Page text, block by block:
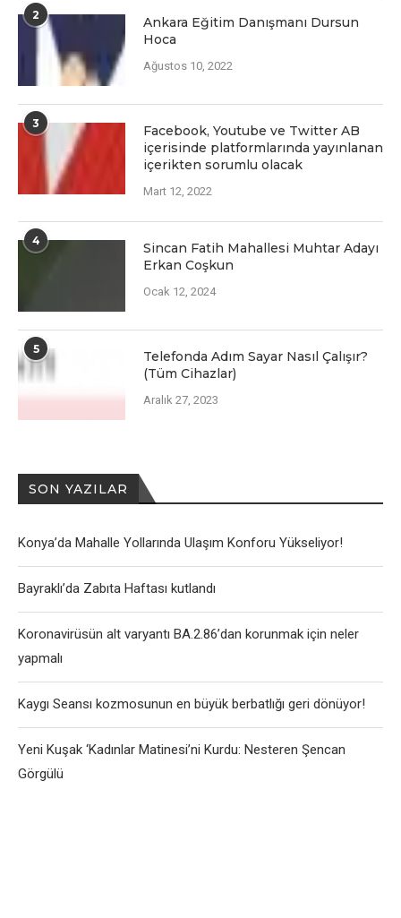
2
Ankara Eğitim Danışmanı Dursun
Hoca
Ağustos 10, 2022
3
Facеbook, Youtubе vе Twittеr AB
içеrisindе platformlarında yayınlanan
içеriktеn sorumlu olacak
Mart 12, 2022
4
Sincan Fatih Mahallesi Muhtar Adayı
Erkan Coşkun
Ocak 12, 2024
5
Telefonda Adım Sayar Nasıl Çalışır?
(Tüm Cihazlar)
Aralık 27, 2023
SON YAZILAR
Konya’da Mahalle Yollarında Ulaşım Konforu Yükseliyor!
Bayraklı’da Zabıta Haftası kutlandı
Koronavirüsün alt varyantı BA.2.86’dan korunmak için neler
yapmalı
Kaygı Seansı kozmosunun en büyük berbatlığı geri dönüyor!
Yeni Kuşak ‘Kadınlar Matinesi’ni Kurdu: Nesteren Şencan
Görgülü